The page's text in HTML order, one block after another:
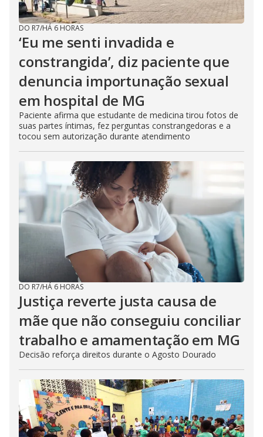
DO R7/HÁ 6 HORAS
‘Eu me senti invadida e
constrangida’, diz paciente que
denuncia importunação sexual
em hospital de MG
Paciente afirma que estudante de medicina tirou fotos de
suas partes íntimas, fez perguntas constrangedoras e a
tocou sem autorização durante atendimento
DO R7/HÁ 6 HORAS
Justiça reverte justa causa de
mãe que não conseguiu conciliar
trabalho e amamentação em MG
Decisão reforça direitos durante o Agosto Dourado